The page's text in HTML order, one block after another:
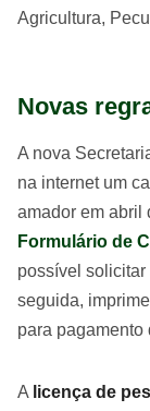
Agricultura,
Novas
A nova
na internet um
amador em abril
Formulário de
possível solicitar
seguida,
para pagamento
A licença de